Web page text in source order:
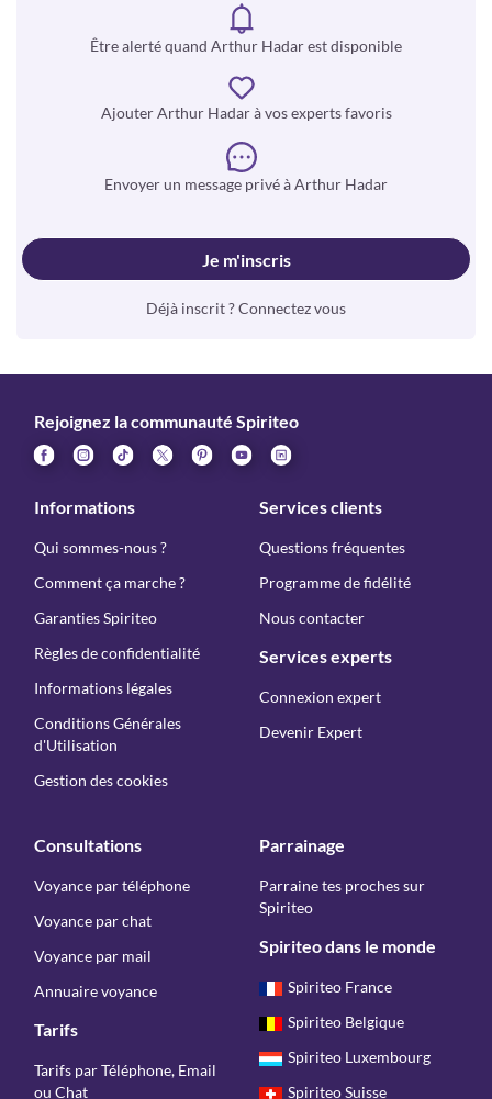
Être alerté quand Arthur Hadar est disponible
Ajouter Arthur Hadar à vos experts favoris
Envoyer un message privé à Arthur Hadar
Je m'inscris
Déjà inscrit ? Connectez vous
Rejoignez la communauté Spiriteo
Informations
Qui sommes-nous ?
Comment ça marche ?
Garanties Spiriteo
Règles de confidentialité
Informations légales
Conditions Générales
d'Utilisation
Gestion des cookies
Services clients
Questions fréquentes
Programme de fidélité
Nous contacter
Services experts
Connexion expert
Devenir Expert
Consultations
Voyance par téléphone
Voyance par chat
Voyance par mail
Annuaire voyance
Tarifs
Tarifs par Téléphone, Email
ou Chat
Parrainage
Parraine tes proches sur
Spiriteo
Spiriteo dans le monde
Spiriteo France
Spiriteo Belgique
Spiriteo Luxembourg
Spiriteo Suisse